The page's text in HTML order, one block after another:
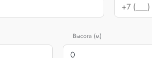
Высота (м)